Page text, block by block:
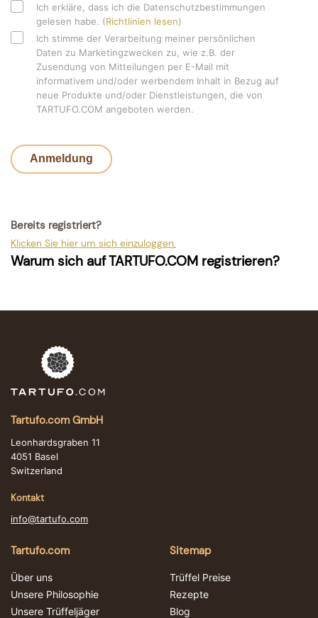
Ich erkläre, dass ich die Datenschutzbestimmungen
gelesen habe. (Richtlinien lesen)
Ich stimme der Verarbeitung meiner persönlichen
Daten zu Marketingzwecken zu, wie z.B. der
Zusendung von Mitteilungen per E-Mail mit
informativem und/oder werbendem Inhalt in Bezug auf
neue Produkte und/oder Dienstleistungen, die von
TARTUFO.COM angeboten werden.
Anmeldung
Bereits registriert?
Klicken Sie hier um sich einzuloggen.
Warum sich auf TARTUFO.COM registrieren?
Tartufo.com GmbH
Leonhardsgraben 11
4051 Basel
Switzerland
Kontakt
info@tartufo.com
Tartufo.com
Über uns
Unsere Philosophie
Unsere Trüffeljäger
Sitemap
Trüffel Preise
Rezepte
Blog